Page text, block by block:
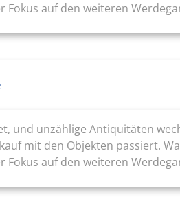
auf den weiteren
und unzählige Antiquitäten
mit den Objekten passiert.
auf den weiteren